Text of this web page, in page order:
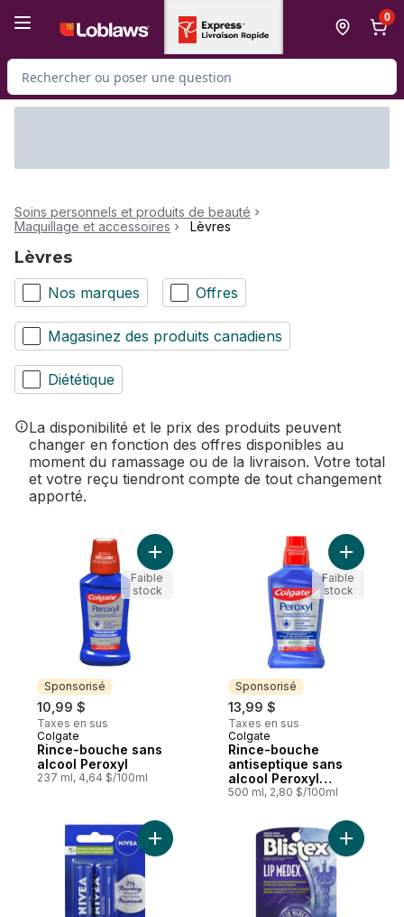
0
Rechercher des produits
Soins personnels et produits de beauté
Maquillage et accessoires
Lèvres
Lèvres
Nos marques Offres
Magasinez des produits canadiens
Diététique
La disponibilité et le prix des produits peuvent
changer en fonction des offres disponibles au
moment du ramassage ou de la livraison. Votre total
et votre reçu tiendront compte de tout changement
apporté.
Sponsorisé
10,99 $
Taxes en sus
Sponsorisé
Colgate
Rince-bouche sans
alcool Peroxyl
237 ml, 4,64 $/100ml
Ajouter Rince-bouche sans alcool
Faible
stock
Sponsorisé
13,99 $
Taxes en sus
Sponsorisé
Colgate
Rince-bouche
antiseptique sans
alcool Peroxyl
Rinçage des aphtes,
500 ml, 2,80 $/100ml
Ajouter
Faible
stock
Ajouter Baume pour les lèvres Essentiel,
Ajouter